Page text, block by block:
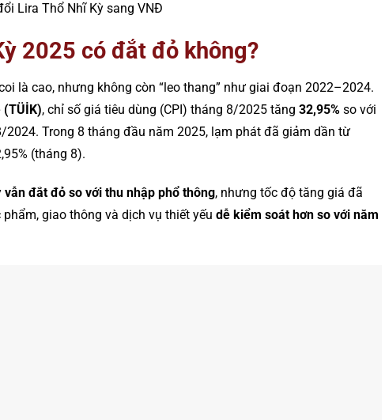
Lira Thổ Nhĩ Kỳ sang VNĐ
2025 có đắt đỏ không?
là cao, nhưng không còn “leo thang” như giai đoạn 2022–2024.
, chỉ số giá tiêu dùng (CPI) tháng 8/2025 tăng 32,95% so với
2024. Trong 8 tháng đầu năm 2025, lạm phát đã giảm dần từ
(tháng 8).
vẫn đắt đỏ so với thu nhập phổ thông, nhưng tốc độ tăng giá đã
giao thông và dịch vụ thiết yếu dễ kiểm soát hơn so với năm